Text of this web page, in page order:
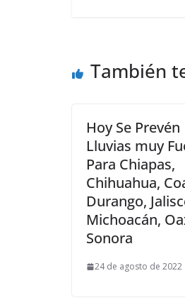
También
Hoy Se Prevén
Lluvias muy
Para Chiapas,
Chihuahua,
Durango,
Michoacán,
Sonora
24 de agosto de 2022